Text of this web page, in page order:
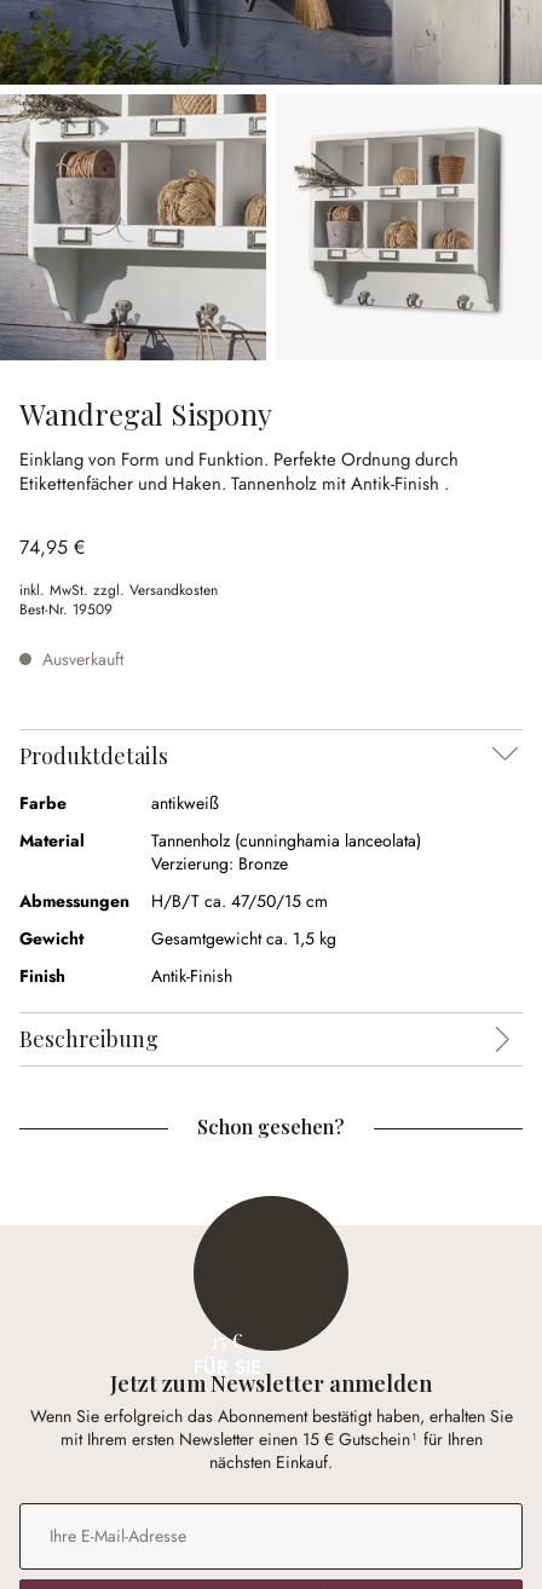
Wandregal Sispony
Einklang von Form und Funktion. Perfekte Ordnung durch
Etikettenfächer und Haken. Tannenholz mit Antik-Finish .
74,95 €
inkl. MwSt. zzgl. Versandkosten
Best-Nr. 19509
Ausverkauft
Produktdetails
Farbe
antikweiß
Material
Tannenholz (cunninghamia lanceolata)
Verzierung: Bronze
Abmessungen
H/B/T ca. 47/50/15 cm
Gewicht
Gesamtgewicht ca. 1,5 kg
Finish
Antik-Finish
Beschreibung
Schon gesehen?
15 €
Jetzt zum Newsletter anmelden
Wenn Sie erfolgreich das Abonnement bestätigt haben, erhalten Sie
mit Ihrem ersten Newsletter einen 15 € Gutschein¹ für Ihren
nächsten Einkauf.
E-Mail-Adresse